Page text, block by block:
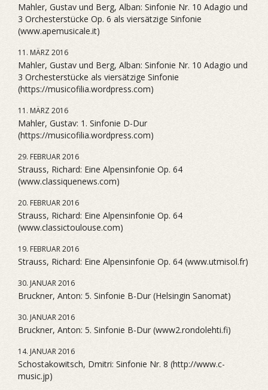
Mahler, Gustav und Berg, Alban: Sinfonie Nr. 10 Adagio und
3 Orchesterstücke Op. 6 als viersätzige Sinfonie
(www.apemusicale.it)
11. MÄRZ 2016
Mahler, Gustav und Berg, Alban: Sinfonie Nr. 10 Adagio und
3 Orchesterstücke als viersätzige Sinfonie
(https://musicofilia.wordpress.com)
11. MÄRZ 2016
Mahler, Gustav: 1. Sinfonie D-Dur
(https://musicofilia.wordpress.com)
29. FEBRUAR 2016
Strauss, Richard: Eine Alpensinfonie Op. 64
(www.classiquenews.com)
20. FEBRUAR 2016
Strauss, Richard: Eine Alpensinfonie Op. 64
(www.classictoulouse.com)
19. FEBRUAR 2016
Strauss, Richard: Eine Alpensinfonie Op. 64 (www.utmisol.fr)
30. JANUAR 2016
Bruckner, Anton: 5. Sinfonie B-Dur (Helsingin Sanomat)
30. JANUAR 2016
Bruckner, Anton: 5. Sinfonie B-Dur (www2.rondolehti.fi)
14. JANUAR 2016
Schostakowitsch, Dmitri: Sinfonie Nr. 8 (http://www.c-
music.jp)